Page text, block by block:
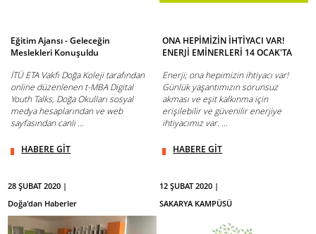
Eğitim Ajansı - Geleceğin
Meslekleri Konuşuldu
İTÜ ETA Vakfı Doğa Koleji tarafından
online düzenlenen t-MBA Digital
Youth Talks, Doğa Okulları sosyal
medya hesaplarından ve web
sayfasından canlı ...
HABERE GİT
ONA HEPİMİZİN İHTİYACI VAR!
ENERJİ EMİNERLERİ 14 OCAK'TA
Enerji; ona hepimizin ihtiyacı var!
Günlük yaşantımızın sorunsuz
akması ve eşit kalkınma için
erişilebilir ve güvenilir enerjiye
ihtiyacımız var. ...
HABERE GİT
28 ŞUBAT 2020 |
Doğa'dan Haberler
12 ŞUBAT 2020 |
SAKARYA KAMPÜSÜ